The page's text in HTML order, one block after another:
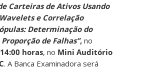
Carteiras de Ativos Usando
e Correlação
Determinação do
de Falhas”, no
horas, no Mini Auditório
. A Banca Examinadora será